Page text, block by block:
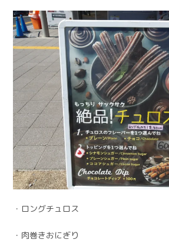
・ロングチュロス
・肉巻きおにぎり